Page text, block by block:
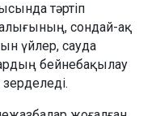
тәртіп
сондай-ақ
үйлер, сауда
бейнебақылау